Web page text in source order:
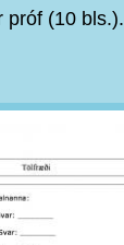
próf (10 bls.).